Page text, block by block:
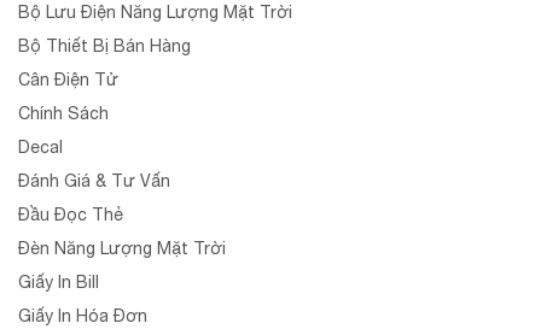
Bộ Lưu Điện Năng Lượng Mặt Trời
Bộ Thiết Bị Bán Hàng
Cân Điện Tử
Chính Sách
Decal
Đánh Giá & Tư Vấn
Đầu Đọc Thẻ
Đèn Năng Lượng Mặt Trời
Giấy In Bill
Giấy In Hóa Đơn